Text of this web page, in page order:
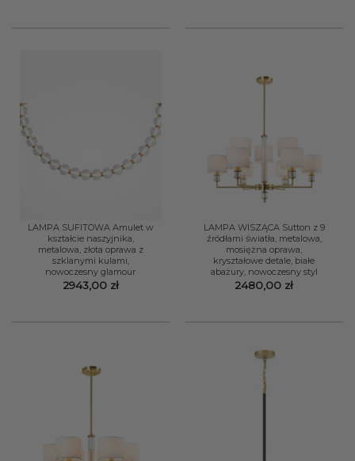
LAMPA SUFITOWA Amulet w
kształcie naszyjnika,
metalowa, złota oprawa z
szklanymi kulami,
nowoczesny glamour
2943,00 zł
LAMPA WISZĄCA Sutton z 9
źródłami światła, metalowa,
mosiężna oprawa,
kryształowe detale, białe
abażury, nowoczesny styl
2480,00 zł